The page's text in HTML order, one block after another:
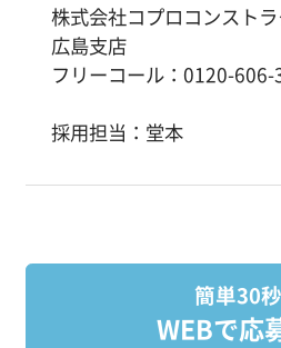
株式会社コプロコンスト
広島支店
フリーコール：0120-606-
採用担当：堂本
簡単30秒
WEBで応